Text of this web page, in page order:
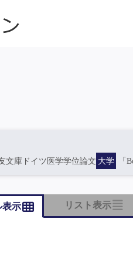
文庫ドイツ医学学位論文 大学 「
表示 リスト表示